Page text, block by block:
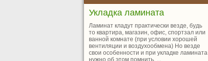
Укладка ламината
Ламинат кладут практически везде, будь
то квартира, магазин, офис, спортзал или
ванной комнате (при условии хорошей
вентиляции и воздухообмена) Но везде
свои особенности и при укладке ламината
нужно об этом помнить. ...